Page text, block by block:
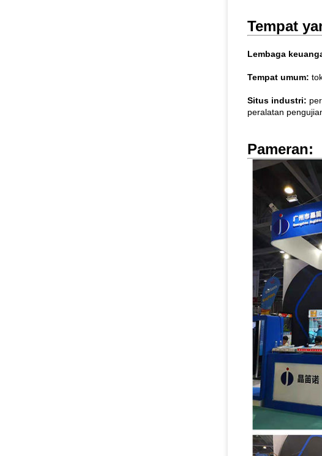
Tempat
Lembaga
Tempat umum:
Situs industri:
peralatan
Pameran: